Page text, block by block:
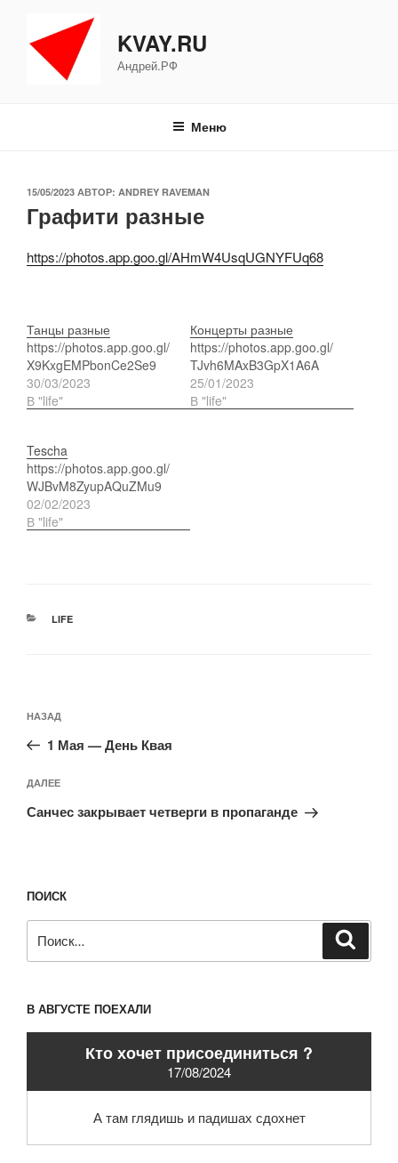
содержимому
KVAY.RU
Андрей.РФ
Меню
ОПУБЛИКОВАНО
15/05/2023 АВТОР: ANDREY RAVEMAN
Графити разные
https://photos.app.goo.gl/AHmW4UsqUGNYFUq68
Танцы разные
https://photos.app.goo.gl/
X9KxgEMPbonCe2Se9
30/03/2023
В "life"
Концерты разные
https://photos.app.goo.gl/
TJvh6MAxB3GpX1A6A
25/01/2023
В "life"
Tescha
https://photos.app.goo.gl/
WJBvM8ZyupAQuZMu9
02/02/2023
В "life"
РУБРИКИ
LIFE
по
записям
Предыдущая
запись:
НАЗАД
1 Мая — День Квая
Следующая
запись
ДАЛЕЕ
Санчес закрывает четверги в пропаганде
ПОИСК
В АВГУСТЕ ПОЕХАЛИ
Кто хочет присоединиться ?
17/08/2024
А там глядишь и падишах сдохнет